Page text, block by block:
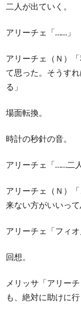
二人が出ていく。
アリーチェ「……」
アリーチェ（Ｎ）
て思った。そうす
る」
場面転換。
時計の秒針の音。
アリーチェ「……二
アリーチェ（Ｎ）
来ない方がいいっ
アリーチェ「フィ
回想。
メリッサ「アリー
も、絶対に助けに